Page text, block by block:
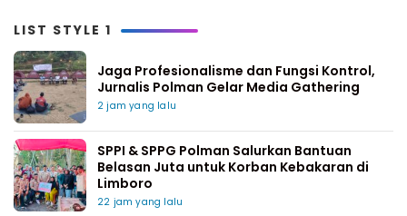
LIST STYLE 1
Jaga Profesionalisme dan Fungsi Kontrol,
Jurnalis Polman Gelar Media Gathering
2 jam yang lalu
SPPI & SPPG Polman Salurkan Bantuan
Belasan Juta untuk Korban Kebakaran di
Limboro
22 jam yang lalu